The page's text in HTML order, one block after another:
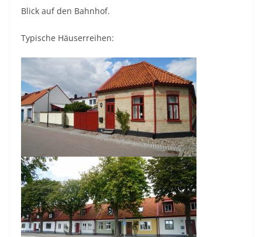
Blick auf den Bahnhof.
Typische Häuserreihen: